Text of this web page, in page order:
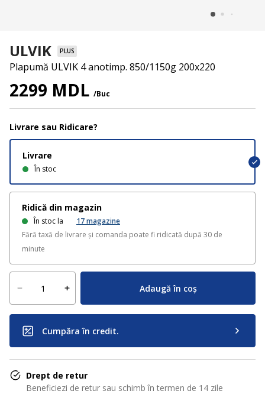
ULVIK PLUS
Plapumă ULVIK 4 anotimp. 850/1150g 200x220
2299 MDL /Buc
Livrare sau Ridicare?
Livrare
În stoc
Ridică din magazin
În stoc la 17magazine
Fără taxă de livrare și comanda poate fi ridicată după 30 de
minute
Adaugă în coș
Cumpăra în credit.
Drept de retur
Beneficiezi de retur sau schimb în termen de 14 zile